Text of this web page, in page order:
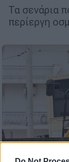
Τα σενάρια
περίεργη